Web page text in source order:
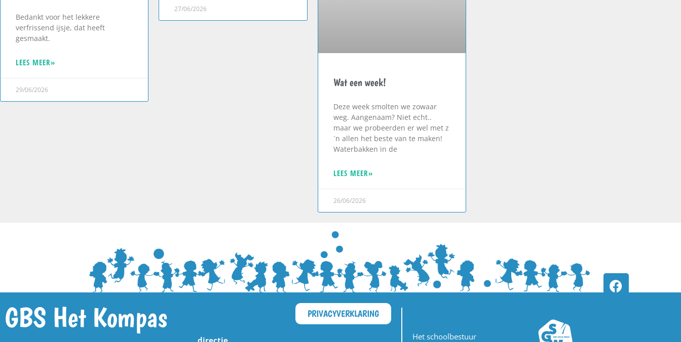
Bedankt voor het lekkere
verfrissend ijsje, dat heeft
gesmaakt.
LEES MEER»
29/06/2026
27/06/2026
Wat een week!
Deze week smolten we zowaar
weg. Aangenaam? Niet echt..
maar we probeerden er wel met z
´n allen het beste van te maken!
Waterbakken in de
LEES MEER»
26/06/2026
GBS Het Kompas PRIVACYVERKLARING
Het schoolbestuur